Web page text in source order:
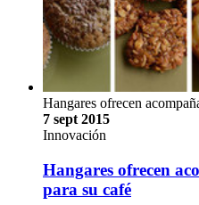
Hangares ofrecen
7 sept 2015
Innovación
Hangares ofrecen
para su café